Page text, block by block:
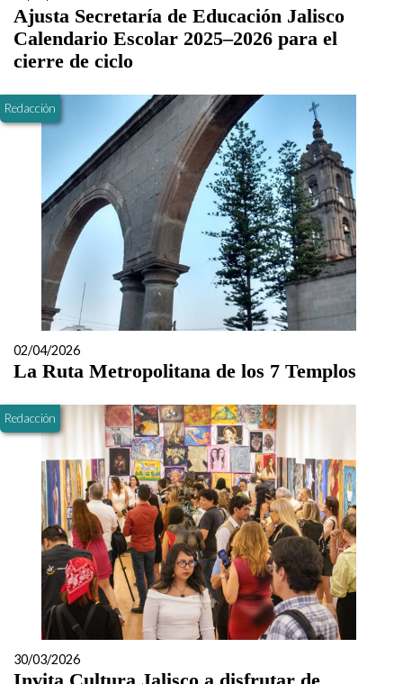
Ajusta Secretaría de Educación Jalisco
Calendario Escolar 2025–2026 para el
cierre de ciclo
Redacción
02/04/2026
La Ruta Metropolitana de los 7 Templos
Redacción
30/03/2026